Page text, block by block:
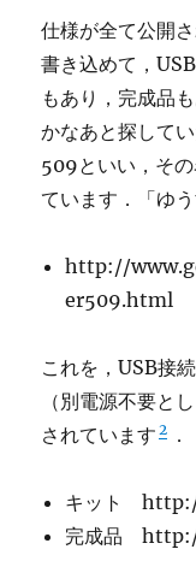
仕様が全て公開
書き込めて，
もあり，完成品
かなあと探して
509といい，そ
ています．「ゆ
http://
er509.html
これを，USB接
（別電源不要と
されています 2 ．
キット
完成品